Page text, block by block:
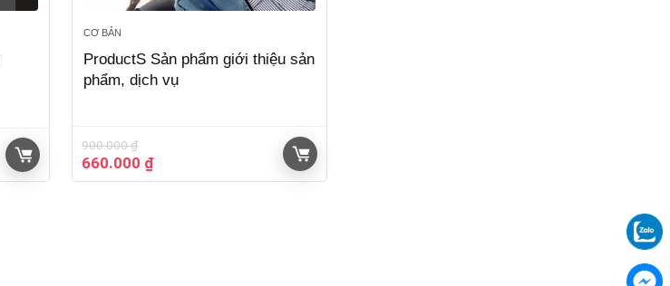
CƠ BẢN
ProductS Sản phẩm giới thiệu sản
phẩm, dịch vụ
900.000₫
Giá
gốc
660.000 ₫Giá
hiện